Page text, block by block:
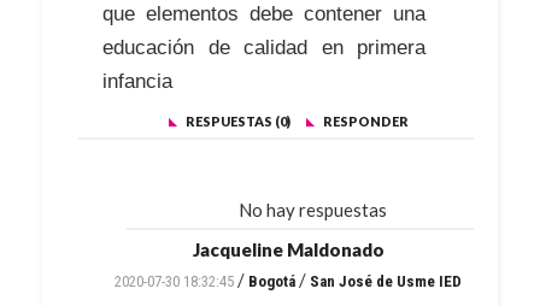
que elementos debe contener una
educación de calidad en primera
infancia
RESPUESTAS (0) RESPONDER
No hay respuestas
Jacqueline Maldonado
2020-07-30 18:32:45 / Bogotá / San José de Usme IED